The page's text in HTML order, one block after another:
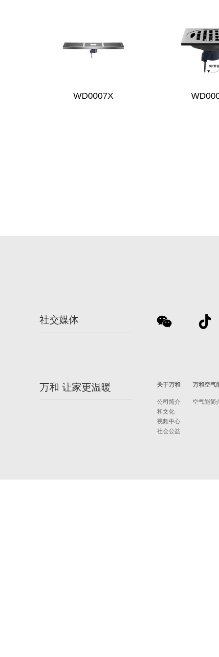
WD0007X
社交媒体
万和 让家更温暖 关于万和
公司简介
和文化
视频中心
社会公益
万和空气
空气能简